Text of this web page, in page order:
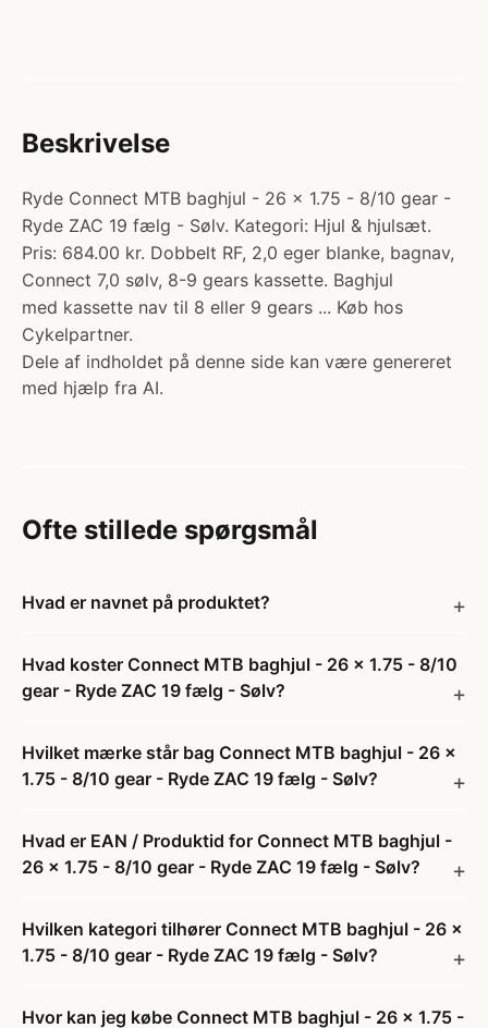
Beskrivelse
Ryde Connect MTB baghjul - 26 x 1.75 - 8/10 gear -
Ryde ZAC 19 fælg - Sølv. Kategori: Hjul & hjulsæt.
Pris: 684.00 kr. Dobbelt RF, 2,0 eger blanke, bagnav,
Connect 7,0 sølv, 8-9 gears kassette. Baghjul
med kassette nav til 8 eller 9 gears ... Køb hos
Cykelpartner.
Dele af indholdet på denne side kan være genereret
med hjælp fra AI.
Ofte stillede spørgsmål
Hvad er navnet på produktet?
Hvad koster Connect MTB baghjul - 26 x 1.75 - 8/10
gear - Ryde ZAC 19 fælg - Sølv?
Hvilket mærke står bag Connect MTB baghjul - 26 x
1.75 - 8/10 gear - Ryde ZAC 19 fælg - Sølv?
Hvad er EAN / Produktid for Connect MTB baghjul -
26 x 1.75 - 8/10 gear - Ryde ZAC 19 fælg - Sølv?
Hvilken kategori tilhører Connect MTB baghjul - 26 x
1.75 - 8/10 gear - Ryde ZAC 19 fælg - Sølv?
Hvor kan jeg købe Connect MTB baghjul - 26 x 1.75 -